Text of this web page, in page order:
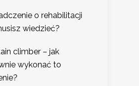
o rehabilitacji
wiedzieć?
climber – jak
wykonać to